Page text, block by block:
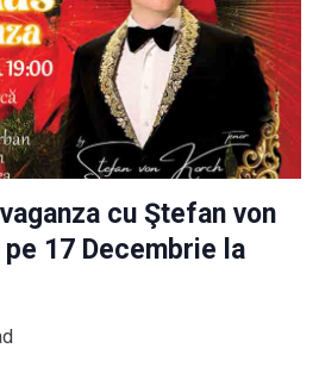
cu Ştefan von
17 Decembrie la